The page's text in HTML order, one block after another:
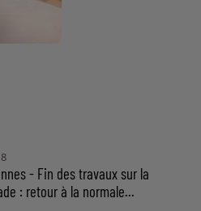
- Fin des travaux sur la
: retour à la normale...